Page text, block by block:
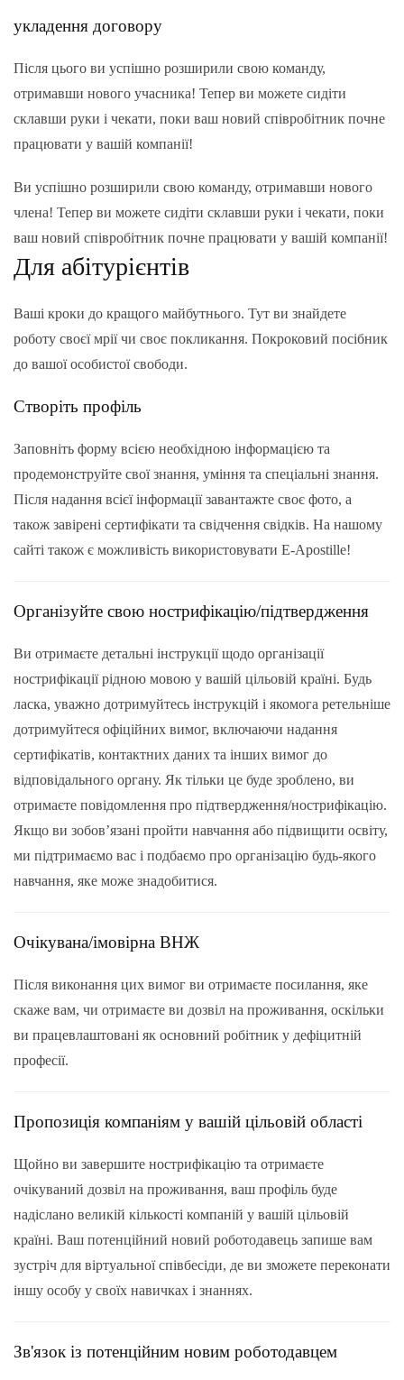
укладення договору
Після цього ви успішно розширили свою команду,
отримавши нового учасника! Тепер ви можете сидіти
склавши руки і чекати, поки ваш новий співробітник почне
працювати у вашій компанії!
Ви успішно розширили свою команду, отримавши нового
члена! Тепер ви можете сидіти склавши руки і чекати, поки
ваш новий співробітник почне працювати у вашій компанії!
Для абітурієнтів
Ваші кроки до кращого майбутнього. Тут ви знайдете
роботу своєї мрії чи своє покликання. Покроковий посібник
до вашої особистої свободи.
Створіть профіль
Заповніть форму всією необхідною інформацією та
продемонструйте свої знання, уміння та спеціальні знання.
Після надання всієї інформації завантажте своє фото, а
також завірені сертифікати та свідчення свідків. На нашому
сайті також є можливість використовувати E-Apostille!
Організуйте свою нострифікацію/підтвердження
Ви отримаєте детальні інструкції щодо організації
нострифікації рідною мовою у вашій цільовій країні. Будь
ласка, уважно дотримуйтесь інструкцій і якомога ретельніше
дотримуйтеся офіційних вимог, включаючи надання
сертифікатів, контактних даних та інших вимог до
відповідального органу. Як тільки це буде зроблено, ви
отримаєте повідомлення про підтвердження/нострифікацію.
Якщо ви зобов’язані пройти навчання або підвищити освіту,
ми підтримаємо вас і подбаємо про організацію будь-якого
навчання, яке може знадобитися.
Очікувана/імовірна ВНЖ
Після виконання цих вимог ви отримаєте посилання, яке
скаже вам, чи отримаєте ви дозвіл на проживання, оскільки
ви працевлаштовані як основний робітник у дефіцитній
професії.
Пропозиція компаніям у вашій цільовій області
Щойно ви завершите нострифікацію та отримаєте
очікуваний дозвіл на проживання, ваш профіль буде
надіслано великій кількості компаній у вашій цільовій
країні. Ваш потенційний новий роботодавець запише вам
зустріч для віртуальної співбесіди, де ви зможете переконати
іншу особу у своїх навичках і знаннях.
Зв'язок із потенційним новим роботодавцем